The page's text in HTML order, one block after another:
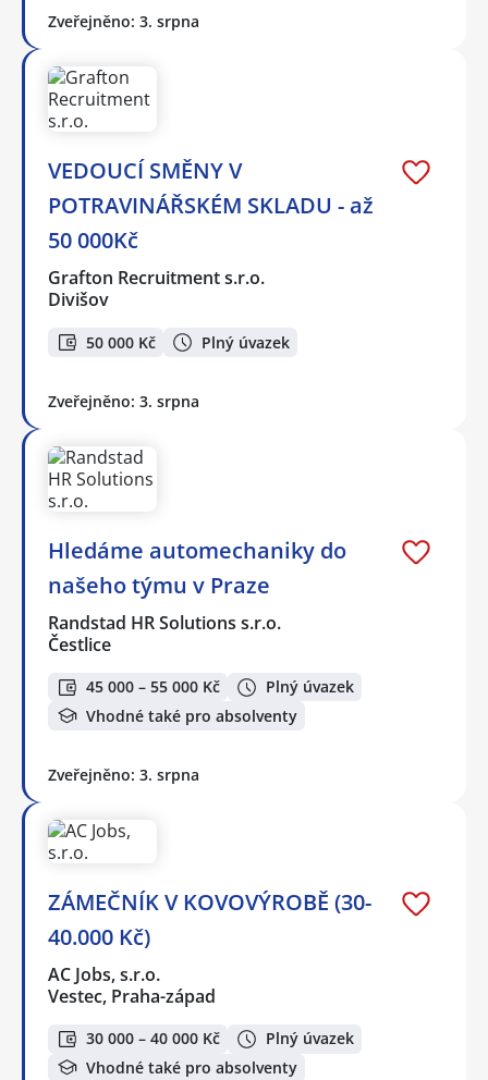
Zveřejněno: 3. srpna
VEDOUCÍ SMĚNY V
POTRAVINÁŘSKÉM SKLADU - až
50 000Kč
Grafton Recruitment s.r.o.
Divišov
50 000 Kč Plný úvazek
Zveřejněno: 3. srpna
Hledáme automechaniky do
našeho týmu v Praze
Randstad HR Solutions s.r.o.
Čestlice
45 000 – 55 000 Kč
Plný úvazek
Vhodné také pro absolventy
Zveřejněno: 3. srpna
ZÁMEČNÍK V KOVOVÝROBĚ (30-
40.000 Kč)
AC Jobs, s.r.o.
Vestec, Praha-západ
30 000 – 40 000 Kč
Plný úvazek
Vhodné také pro absolventy